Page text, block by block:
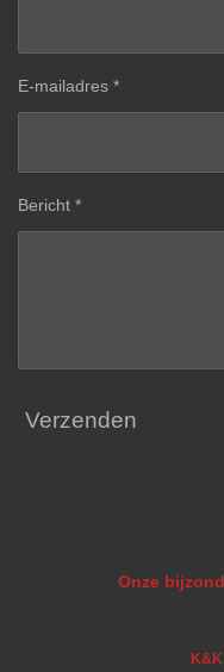
E-mailadres *
Bericht *
Verzenden
Onze